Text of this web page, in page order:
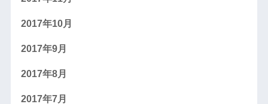
2017年10月
2017年9月
2017年8月
2017年7月